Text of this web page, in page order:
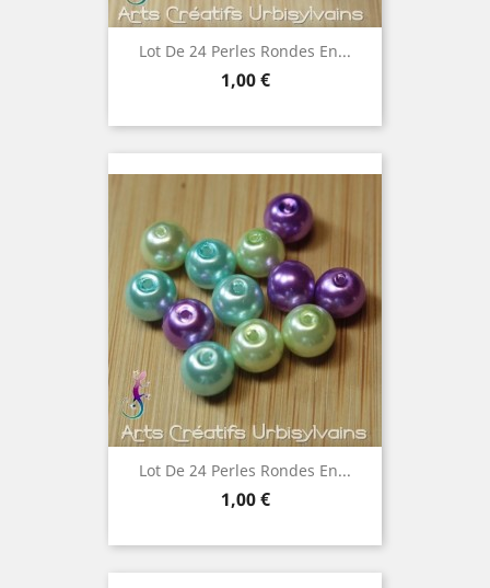
Lot De 24 Perles Rondes En...
Prix
1,00 €
Lot De 24 Perles Rondes En...
Prix
1,00 €